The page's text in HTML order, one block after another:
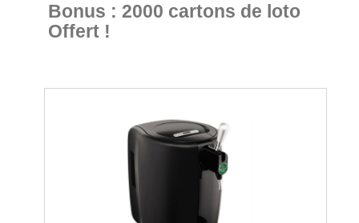
Bonus : 2000 cartons de loto
Offert !